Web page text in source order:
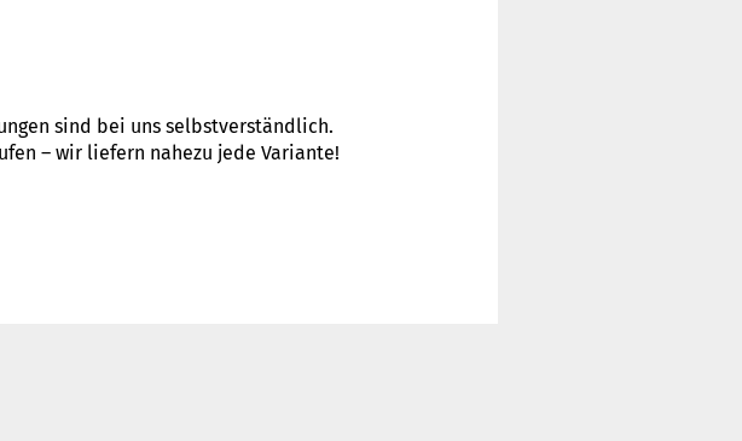
sind bei uns selbstverständlich.
– wir liefern nahezu jede Variante!